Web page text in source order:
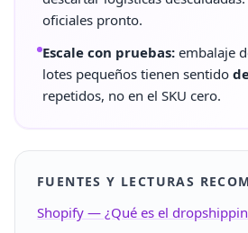
oficiales pronto.
Escale con pruebas: embalaje
lotes pequeños tienen sentido
repetidos, no en el SKU cero.
FUENTES Y LECTURAS
Shopify — ¿Qué es el